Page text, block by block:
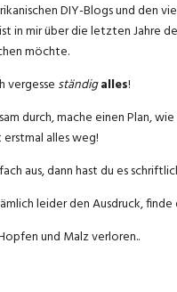
DIY-Blogs und den
in mir über die letzten Jahre
möchte.
vergesse ständigalles!
durch, mache einen Plan,
alles weg!
aus, dann hast du es
leider den Ausdruck,
und Malz verloren..